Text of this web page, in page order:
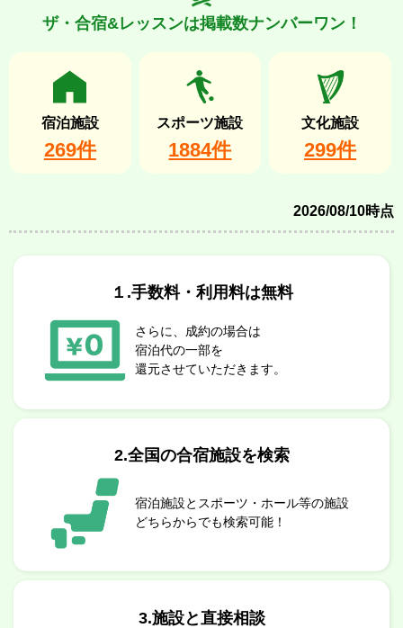
ザ・合宿&レッスンは掲載数ナンバーワン！
宿泊施設
269件
スポーツ施設
1884件
文化施設
299件
2026/08/10時点
１.手数料・利用料は無料
さらに、成約の場合は
宿泊代の一部を
還元させていただきます。
2.全国の合宿施設を検索
宿泊施設とスポーツ・ホール等の施設
どちらからでも検索可能！
3.施設と直接相談